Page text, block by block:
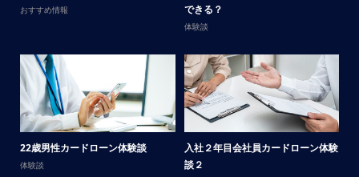
おすすめ情報
できる？
体験談
22歳男性カードローン体験談
体験談
入社２年目会社員カードローン体験
談２